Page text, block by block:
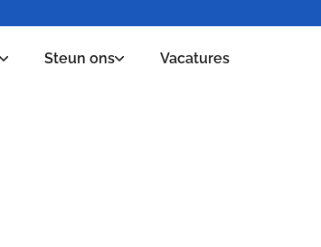
Steun ons Vacatures